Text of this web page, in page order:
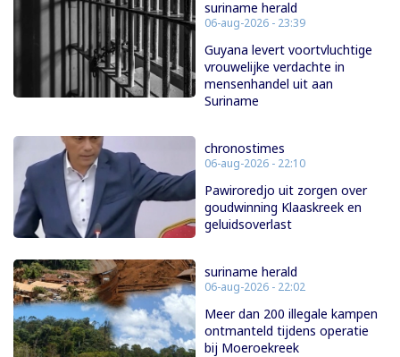
suriname herald
06-aug-2026 - 23:39
Guyana levert voortvluchtige
vrouwelijke verdachte in
mensenhandel uit aan
Suriname
chronostimes
06-aug-2026 - 22:10
Pawiroredjo uit zorgen over
goudwinning Klaaskreek en
geluidsoverlast
suriname herald
06-aug-2026 - 22:02
Meer dan 200 illegale kampen
ontmanteld tijdens operatie
bij Moeroekreek